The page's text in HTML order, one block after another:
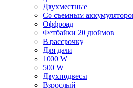
Двухместные
Со съемным
Оффроад
Фетбайки 20 дюймов
В рассрочку
Для дачи
1000 W
500 W
Двухподвесы
Взрослый